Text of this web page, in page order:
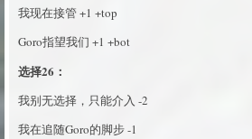
我现在接管 +1 +top
Goro指望我们 +1 +bot
选择26：
我别无选择，只能介入 -2
我在追随Goro的脚步 -1